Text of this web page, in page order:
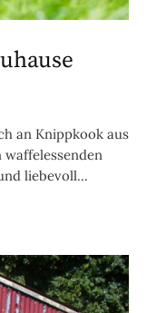
an Knippkook aus
waffelessenden
liebevoll...